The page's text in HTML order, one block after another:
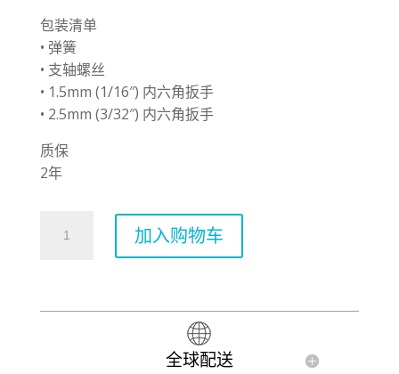
包装清单
• 弹簧
• 支轴螺丝
• 1.5mm (1/16″) 内六角扳手
• 2.5mm (3/32″) 内六角扳手
质保
2年
Special
加入购物车
全球配送